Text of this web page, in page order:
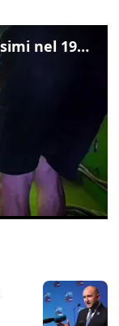
Ecco il tanko usato dai Serenissimi nel 1997 per il blitz a San Marco